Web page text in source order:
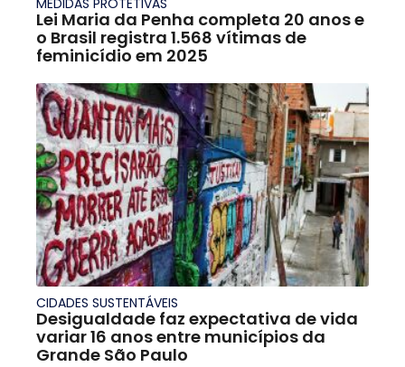
Lei Maria da Penha completa 20 anos e
o Brasil registra 1.568 vítimas de
feminicídio em 2025
CIDADES SUSTENTÁVEIS
Desigualdade faz expectativa de vida
variar 16 anos entre municípios da
Grande São Paulo